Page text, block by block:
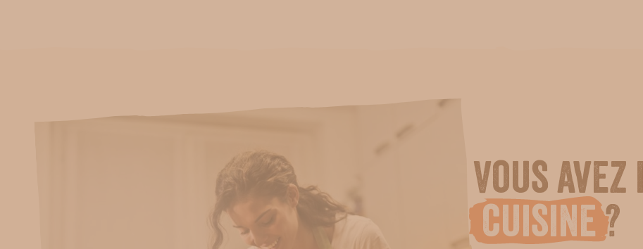
Vous
cuisine ?